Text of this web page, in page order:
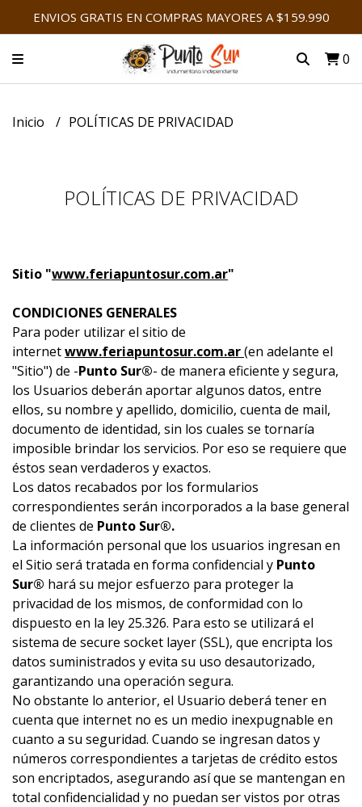
ENVIOS GRATIS EN COMPRAS MAYORES A $159.990
0
Inicio POLÍTICAS DE PRIVACIDAD
POLÍTICAS DE PRIVACIDAD
Sitio "www.feriapuntosur.com.ar"
CONDICIONES GENERALES
Para poder utilizar el sitio de
internetwww.feriapuntosur.com.ar(en adelante el
"Sitio") de -Punto Sur®- de manera eficiente y segura,
los Usuarios deberán aportar algunos datos, entre
ellos, su nombre y apellido, domicilio, cuenta de mail,
documento de identidad, sin los cuales se tornaría
imposible brindar los servicios. Por eso se requiere que
éstos sean verdaderos y exactos.
Los datos recabados por los formularios
correspondientes serán incorporados a la base general
de clientes de Punto Sur®.
La información personal que los usuarios ingresan en
el Sitio será tratada en forma confidencial y Punto
Sur® hará su mejor esfuerzo para proteger la
privacidad de los mismos, de conformidad con lo
dispuesto en la ley 25.326. Para esto se utilizará el
sistema de secure socket layer (SSL), que encripta los
datos suministrados y evita su uso desautorizado,
garantizando una operación segura.
No obstante lo anterior, el Usuario deberá tener en
cuenta que internet no es un medio inexpugnable en
cuanto a su seguridad. Cuando se ingresan datos y
números correspondientes a tarjetas de crédito estos
son encriptados, asegurando así que se mantengan en
total confidencialidad y no puedan ser vistos por otras